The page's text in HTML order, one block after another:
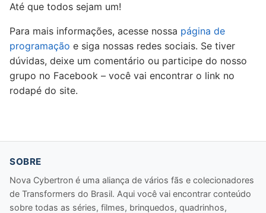
Até que todos sejam um!
Para mais informações, acesse nossa página de
programação e siga nossas redes sociais. Se tiver
dúvidas, deixe um comentário ou participe do nosso
grupo no Facebook – você vai encontrar o link no
rodapé do site.
SOBRE
Nova Cybertron é uma aliança de vários fãs e colecionadores
de Transformers do Brasil. Aqui você vai encontrar conteúdo
sobre todas as séries, filmes, brinquedos, quadrinhos,